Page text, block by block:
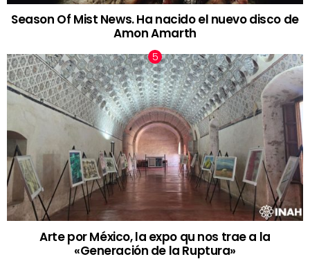
Season Of Mist News. Ha nacido el nuevo disco de
Amon Amarth
Arte por México, la expo qu nos trae a la
«Generación de la Ruptura»